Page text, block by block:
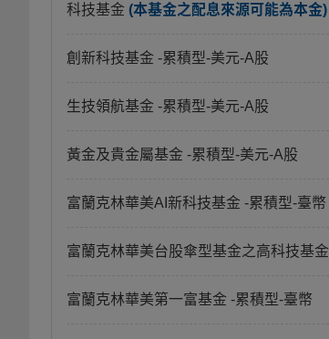
科技基金 (本基金之配息來源可能為本金)
創新科技基金 -累積型-美元-A股
生技領航基金 -累積型-美元-A股
黃金及貴金屬基金 -累積型-美元-A股
富蘭克林華美AI新科技基金 -累積型-臺幣
富蘭克林華美台股傘型基金之高科技基金
富蘭克林華美第一富基金 -累積型-臺幣